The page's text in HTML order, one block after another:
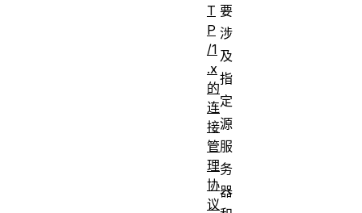
要
涉
及
指
定
源
服
务
器
T
P
/1
.x
的
连
接
管
理
协
议